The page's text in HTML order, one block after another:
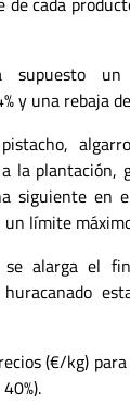
supuesto
y una rebaja
la plantación,
siguiente en
límite
alarga el
(€/kg)